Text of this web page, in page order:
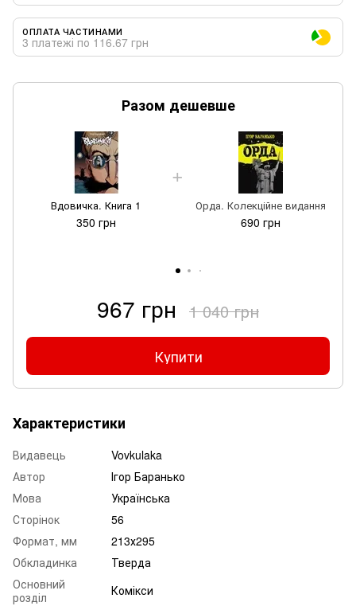
ОПЛАТА ЧАСТИНАМИ
3 платежі по 116.67 грн
Разом дешевше
Вдовичка. Книга 1
350 грн
Орда. Колекційне видання
690 грн
967 грн 1 040 грн
Купити
Характеристики
Видавець
Vovkulaka
Автор
Ігор Баранько
Мова
Українська
Сторінок
56
Формат, мм
213х295
Обкладинка
Тверда
Основний
розділ
Комікси